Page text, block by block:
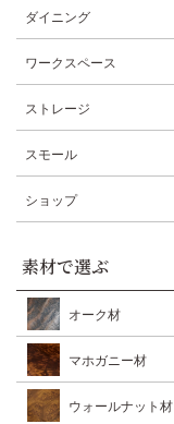
ダイニング
ワークスペース
ストレージ
スモール
ショップ
素材で選ぶ
オーク材
マホガニー材
ウォールナット材